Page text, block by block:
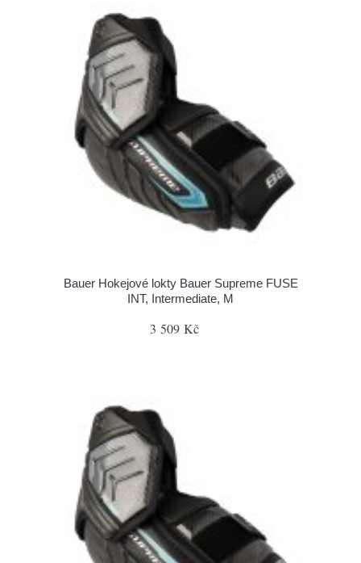
Bauer Hokejové lokty Bauer Supreme FUSE
INT, Intermediate, M
3 509 Kč